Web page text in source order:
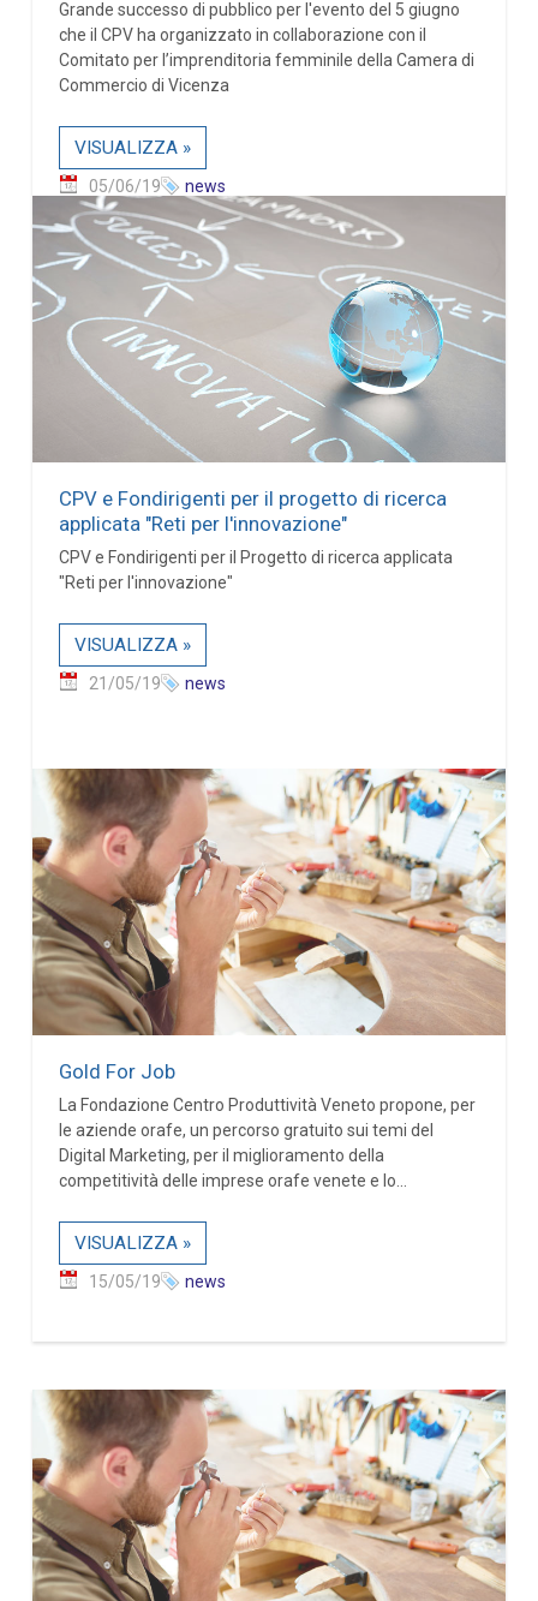
Grande successo di pubblico per l'evento del 5 giugno
che il CPV ha organizzato in collaborazione con il
Comitato per l’imprenditoria femminile della Camera di
Commercio di Vicenza
VISUALIZZA »
05/06/19 news
CPV e Fondirigenti per il progetto di ricerca
applicata "Reti per l'innovazione"
CPV e Fondirigenti per il Progetto di ricerca applicata
"Reti per l'innovazione"
VISUALIZZA »
21/05/19 news
Gold For Job
La Fondazione Centro Produttività Veneto propone, per
le aziende orafe, un percorso gratuito sui temi del
Digital Marketing, per il miglioramento della
competitività delle imprese orafe venete e lo...
VISUALIZZA »
15/05/19 news